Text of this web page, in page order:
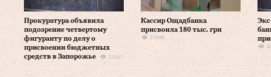
Прокуратура объявила
подозрение четвертому
фигуранту по делу о
присвоении бюджетных
средств в Запорожье
22247
Кассир Ощадбанка
присвоила 180 тыс. грн
27698